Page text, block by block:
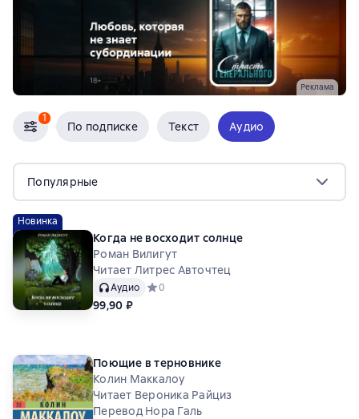
Реклама
1
По подписке Текст Аудио
Популярные
Новинка
Когда не восходит солнце
Роман Вилигут
Читает Литрес Авточтец
Аудио Средний рейтинг 0 на основе 0 оценок
0
99,90 ₽
Поющие в терновнике
Колин Маккалоу
Читает Вероника Райциз
Перевод Нора Галь